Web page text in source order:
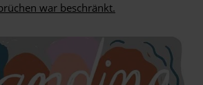
war beschränkt.